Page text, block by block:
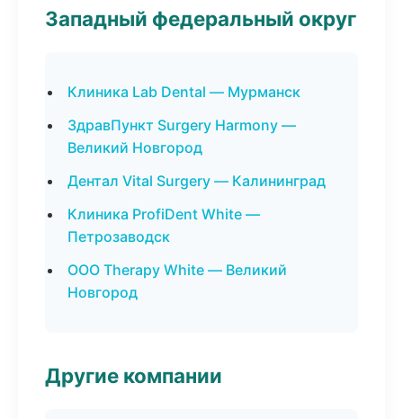
Западный федеральный округ
Клиника Lab Dental — Мурманск
ЗдравПункт Surgery Harmony —
Великий Новгород
Дентал Vital Surgery — Калининград
Клиника ProfiDent White —
Петрозаводск
ООО Therapy White — Великий
Новгород
Другие компании